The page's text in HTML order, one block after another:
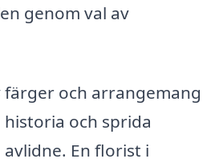
genom val av
färger och arrangemang
och sprida
En florist i